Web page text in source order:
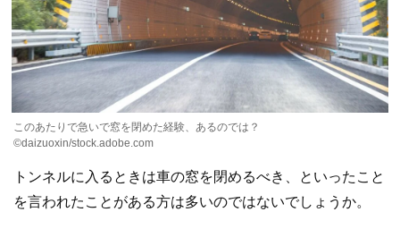
このあたりで急いで窓を閉めた経験、あるのでは？
©daizuoxin/stock.adobe.com
トンネルに入るときは車の窓を閉めるべき、といったこと
を言われたことがある方は多いのではないでしょうか。